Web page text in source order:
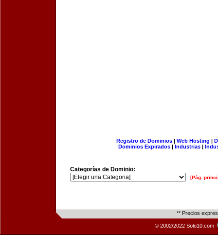
Registro de Dominios| Web Hosting |
Dominios Expirados | Industrias |
Categorías de Dominio:
[Pág.
** Precios
© 2002/2022 Solo10.com